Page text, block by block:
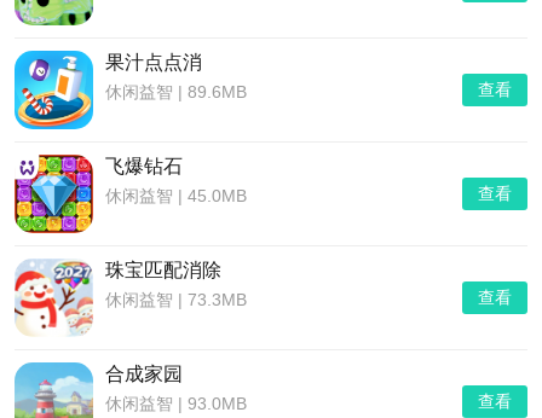
果汁点点消
休闲益智 | 89.6MB 查看
飞爆钻石
休闲益智 | 45.0MB 查看
珠宝匹配消除
休闲益智 | 73.3MB 查看
合成家园
休闲益智 | 93.0MB 查看